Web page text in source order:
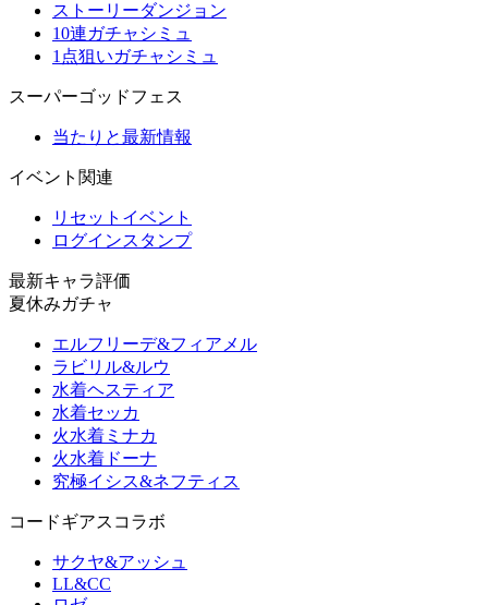
ストーリーダンジョン
10連ガチャシミュ
1点狙いガチャシミュ
スーパーゴッドフェス
当たりと最新情報
イベント関連
リセットイベント
ログインスタンプ
最新キャラ評価
夏休みガチャ
エルフリーデ&フィアメル
ラビリル&ルウ
水着ヘスティア
水着セッカ
火水着ミナカ
火水着ドーナ
究極イシス&ネフティス
コードギアスコラボ
サクヤ&アッシュ
LL&CC